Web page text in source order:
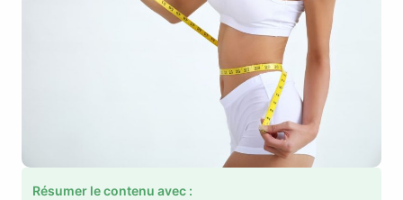
Résumer le contenu avec :